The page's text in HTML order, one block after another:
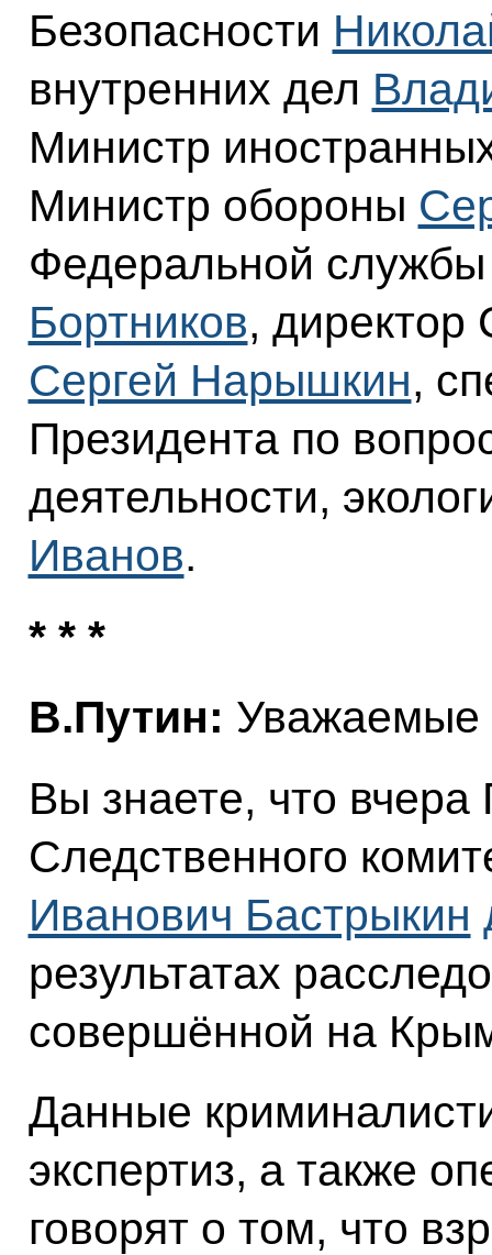
Безопасности
внутренних дел
Министр
Министр обороны
Федеральной
Бортников,
Сергей Нарышкин,
Президента по
деятельности,
Иванов.
* * *
В.Путин: Уважаемые
Вы знаете, что вчера
Следственного
Иванович Бастрыкин
результатах
совершённой на
Данные
экспертиз, а также
говорят о том, что